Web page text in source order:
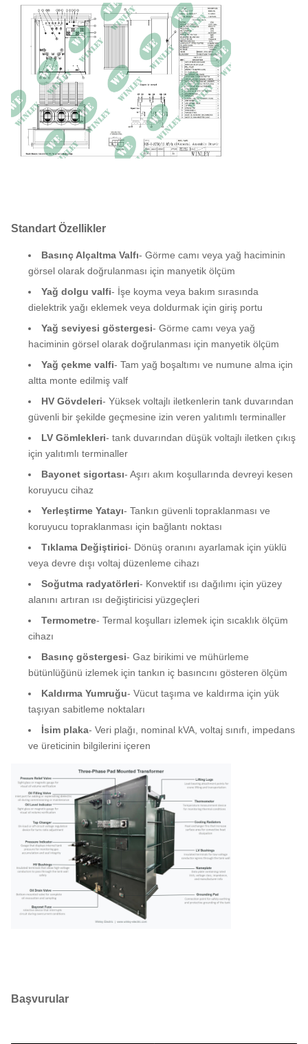
Sıcaklık Artışı 65 K
Yük dışı kayıp 3700 W
Yük kaybı (85°C) 27300 W
İmpedans 5.75 ~ 6.75 %
Kabuk malzemesi
Hizmet Durumu
Standart Özellikler
Basınç Alçaltma Valfı- Görme camı veya yağ haciminin
görsel olarak doğrulanması için manyetik ölçüm
Yağ dolgu valfi- İşe koyma veya bakım sırasında
dielektrik yağı eklemek veya doldurmak için giriş portu
Yağ seviyesi göstergesi- Görme camı veya yağ
haciminin görsel olarak doğrulanması için manyetik ölçüm
Yağ çekme valfi- Tam yağ boşaltımı ve numune alma için
altta monte edilmiş valf
HV Gövdeleri- Yüksek voltajlı iletkenlerin tank duvarından
güvenli bir şekilde geçmesine izin veren yalıtımlı terminaller
LV Gömlekleri- tank duvarından düşük voltajlı iletken çıkış
için yalıtımlı terminaller
Bayonet sigortası- Aşırı akım koşullarında devreyi kesen
koruyucu cihaz
Yerleştirme Yatayı- Tankın güvenli topraklanması ve
koruyucu topraklanması için bağlantı noktası
Tıklama Değiştirici- Dönüş oranını ayarlamak için yüklü
veya devre dışı voltaj düzenleme cihazı
Soğutma radyatörleri- Konvektif ısı dağılımı için yüzey
alanını artıran ısı değiştiricisi yüzgeçleri
Termometre- Termal koşulları izlemek için sıcaklık ölçüm
cihazı
Basınç göstergesi- Gaz birikimi ve mühürleme
bütünlüğünü izlemek için tankın iç basıncını gösteren ölçüm
Kaldırma Yumruğu- Vücut taşıma ve kaldırma için yük
taşıyan sabitleme noktaları
İsim plaka- Veri plağı, nominal kVA, voltaj sınıfı, impedans
ve üreticinin bilgilerini içeren
Başvurular